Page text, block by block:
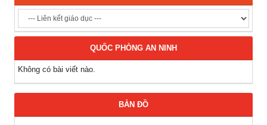
QUỐC PHÒNG AN NINH
Không có bài viết nào.
BẢN ĐỒ